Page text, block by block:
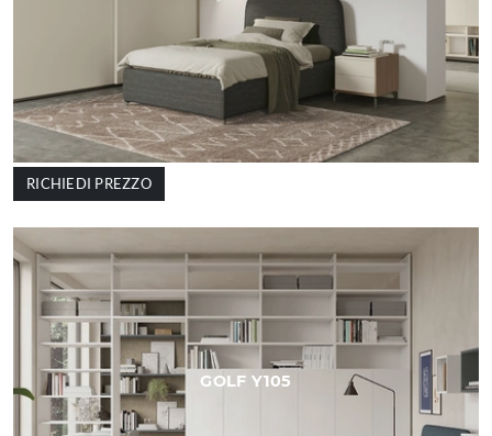
RICHIEDI PREZZO
GOLF Y105